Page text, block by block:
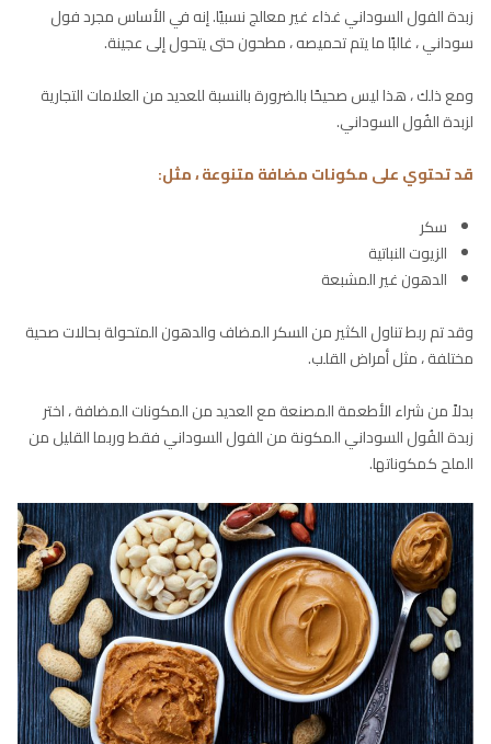
زبدة الفول السوداني غذاء غير معالج نسبيًا. إنه في الأساس مجرد فول
سوداني ، غالبًا ما يتم تحميصه ، مطحون حتى يتحول إلى عجينة.
ومع ذلك ، هذا ليس صحيحًا بالضرورة بالنسبة للعديد من العلامات التجارية
لزبدة الفُول السوداني.
قد تحتوي على مكونات مضافة متنوعة ، مثل:
سكر
الزيوت النباتية
الدهون غير المشبعة
وقد تم ربط تناول الكثير من السكر المضاف والدهون المتحولة بحالات صحية
مختلفة ، مثل أمراض القلب.
بدلاً من شراء الأطعمة المصنعة مع العديد من المكونات المضافة ، اختر
زبدة الفُول السوداني المكونة من الفول السوداني فقط وربما القليل من
الملح كمكوناتها.